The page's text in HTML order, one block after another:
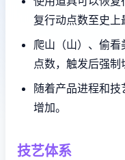
复行动点数至史上
爬山（山）、偷
点数，触发后强制
随着产品进程和
增加。
技艺体系